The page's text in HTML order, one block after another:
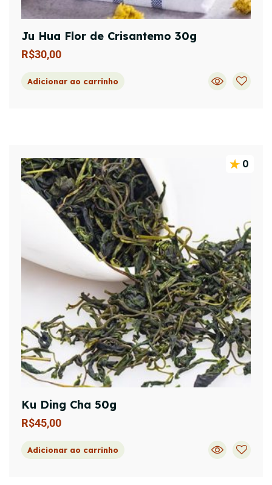
Ju Hua Flor de Crisantemo 30g
R$30,00
Adicionar ao carrinho
0
Ku Ding Cha 50g
R$45,00
Adicionar ao carrinho